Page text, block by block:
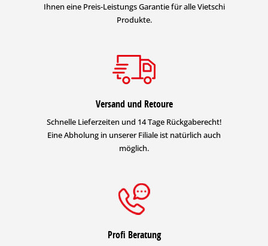
Ihnen eine Preis-Leistungs Garantie für alle Vietschi
Produkte.
Versand und Retoure
Schnelle Lieferzeiten und 14 Tage Rückgaberecht!
Eine Abholung in unserer Filiale ist natürlich auch
möglich.
Profi Beratung